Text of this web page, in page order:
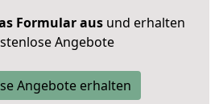
Formular ausund erhalten
Angebote
Angebote erhalten